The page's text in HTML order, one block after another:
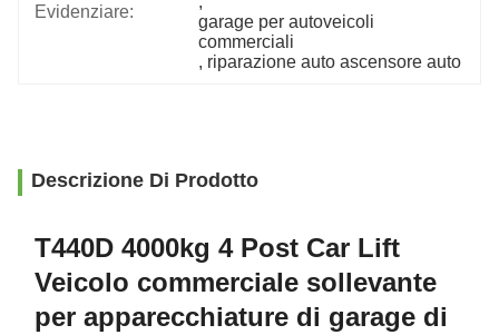
Evidenziare:
garage per autoveicoli
commerciali
, riparazione auto ascensore auto
Descrizione Di Prodotto
T440D 4000kg 4 Post Car Lift
Veicolo commerciale sollevante
per apparecchiature di garage di